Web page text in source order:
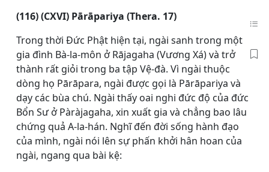
(116) (CXVI) Pārāpariya (Thera. 17)
Trong thời Đức Phật hiện tại, ngài sanh trong một
gia đình Bà-la-môn ở Rājagaha (Vương Xá) và trở
thành rất giỏi trong ba tập Vệ-đà. Vì ngài thuộc
dòng họ Pārāpara, ngài được gọi là Pārāpariya và
dạy các bùa chú. Ngài thấy oai nghi đức độ của đức
Bổn Sư ở Pàràjagaha, xin xuất gia và chẳng bao lâu
chứng quả A-la-hán. Nghĩ đến đời sống hành đạo
của mình, ngài nói lên sự phấn khởi hân hoan của
ngài, ngang qua bài kệ: